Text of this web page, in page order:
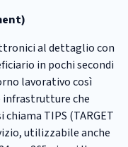
al dettaglio con
in pochi secondi
lavorativo così
infrastrutture che
TIPS (TARGET
utilizzabile anche